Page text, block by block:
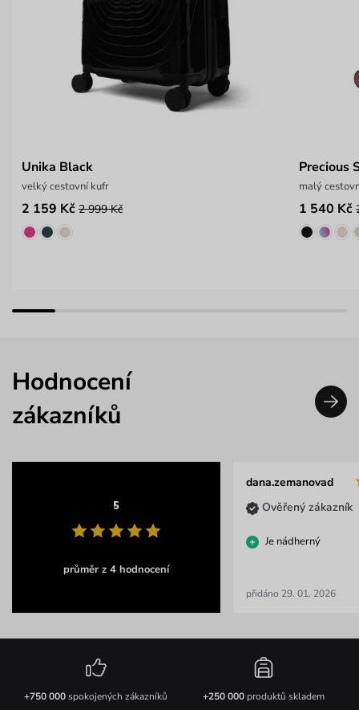
Unika Black
velký cestovní kufr
2 159 Kč 2 999 Kč
Precious
malý
1 540 Kč
Hodnocení
zákazníků
5
průměr z 4 hodnocení
dana.zemanovad
Ověřený zákazník
Je nádherný
přidáno 29. 01. 2026
+750 000spokojených zákazníků +250 000produktů skladem